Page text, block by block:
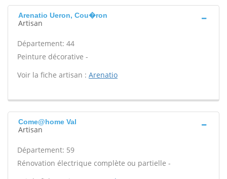
Arenatio Ueron, Cou�ron
Artisan
Département: 44
Peinture décorative -
Voir la fiche artisan : Arenatio
Come@home Val
Artisan
Département: 59
Rénovation électrique complète ou partielle -